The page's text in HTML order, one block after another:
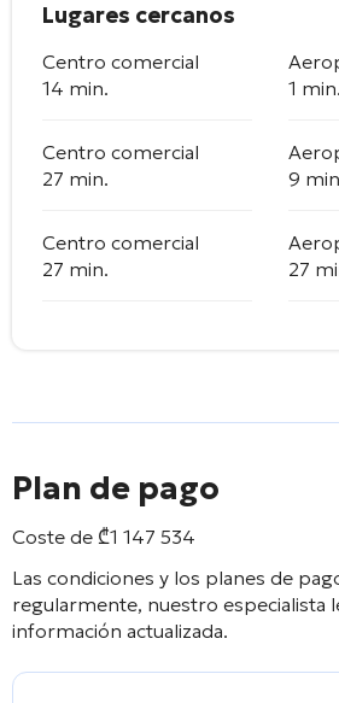
Lugares cercanos
Centro comercial
14 min.
1 min.
Centro comercial
27 min.
9
Centro comercial
27 min.
27
Plan de pago
Coste de ₾1 147 534
Las condiciones y los planes de
regularmente, nuestro especialista
información actualizada.